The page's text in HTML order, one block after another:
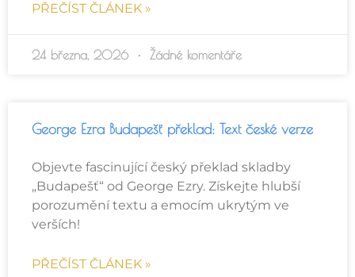
PŘEČÍST ČLÁNEK »
24 března, 2026 Žádné komentáře
George Ezra Budapešť překlad: Text české verze
Objevte fascinující český překlad skladby
„Budapešť“ od George Ezry. Získejte hlubší
porozumění textu a emocím ukrytým ve
verších!
PŘEČÍST ČLÁNEK »